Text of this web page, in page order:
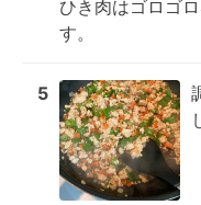
ひき肉はゴロゴ
す。
5